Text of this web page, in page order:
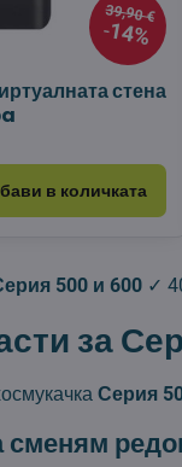
39,90 €
14%
стена
в количката
500 и 600 ✓
за
Серия
сменям